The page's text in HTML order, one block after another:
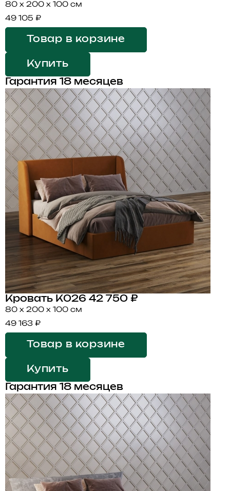
80 x 200 x 100 см
49 105 ₽
Товар в корзине
Купить
Гарантия 18 месяцев
Кровать K026 42 750 ₽
80 x 200 x 100 см
49 163 ₽
Товар в корзине
Купить
Гарантия 18 месяцев